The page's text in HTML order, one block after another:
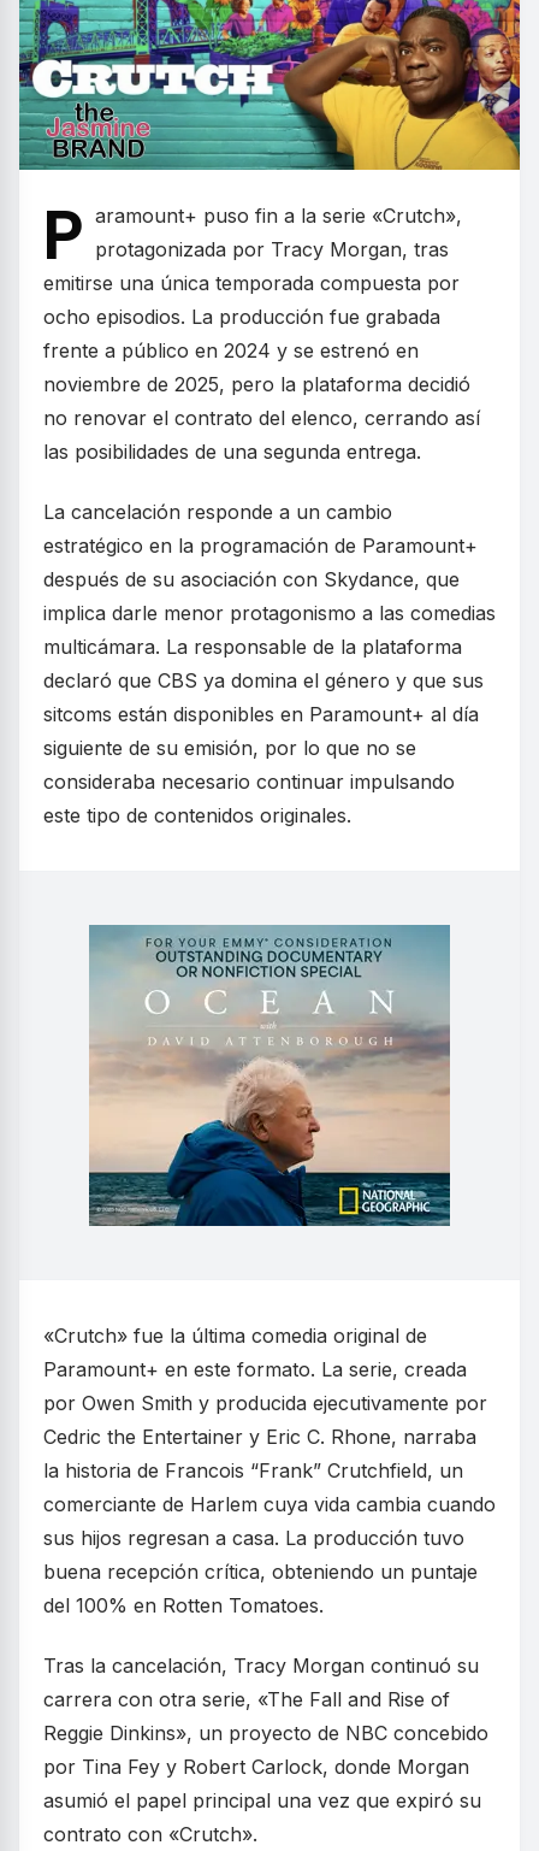
P aramount+ puso fin a la serie «Crutch»,
protagonizada por Tracy Morgan, tras
emitirse una única temporada compuesta por
ocho episodios. La producción fue grabada
frente a público en 2024 y se estrenó en
noviembre de 2025, pero la plataforma decidió
no renovar el contrato del elenco, cerrando así
las posibilidades de una segunda entrega.
La cancelación responde a un cambio
estratégico en la programación de Paramount+
después de su asociación con Skydance, que
implica darle menor protagonismo a las comedias
multicámara. La responsable de la plataforma
declaró que CBS ya domina el género y que sus
sitcoms están disponibles en Paramount+ al día
siguiente de su emisión, por lo que no se
consideraba necesario continuar impulsando
este tipo de contenidos originales.
«Crutch» fue la última comedia original de
Paramount+ en este formato. La serie, creada
por Owen Smith y producida ejecutivamente por
Cedric the Entertainer y Eric C. Rhone, narraba
la historia de Francois “Frank” Crutchfield, un
comerciante de Harlem cuya vida cambia cuando
sus hijos regresan a casa. La producción tuvo
buena recepción crítica, obteniendo un puntaje
del 100% en Rotten Tomatoes.
Tras la cancelación, Tracy Morgan continuó su
carrera con otra serie, «The Fall and Rise of
Reggie Dinkins», un proyecto de NBC concebido
por Tina Fey y Robert Carlock, donde Morgan
asumió el papel principal una vez que expiró su
contrato con «Crutch».